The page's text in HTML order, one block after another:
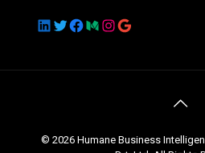
LinkedIn
Twitter
Facebook
Medium
Instagram
Google
© 2026 Humane Business